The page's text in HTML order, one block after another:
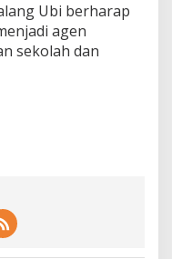
Ubi berharap
agen
sekolah dan